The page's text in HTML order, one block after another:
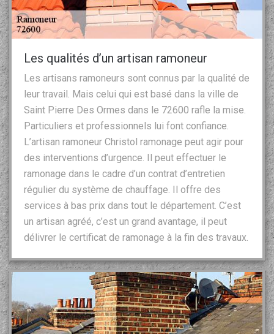
Les qualités d’un artisan ramoneur
Les artisans ramoneurs sont connus par la qualité de
leur travail. Mais celui qui est basé dans la ville de
Saint Pierre Des Ormes dans le 72600 rafle la mise.
Particuliers et professionnels lui font confiance.
L’artisan ramoneur Christol ramonage peut agir pour
des interventions d’urgence. Il peut effectuer le
ramonage dans le cadre d’un contrat d’entretien
régulier du système de chauffage. Il offre des
services à bas prix dans tout le département. C’est
un artisan agréé, c’est un grand avantage, il peut
délivrer le certificat de ramonage à la fin des travaux.